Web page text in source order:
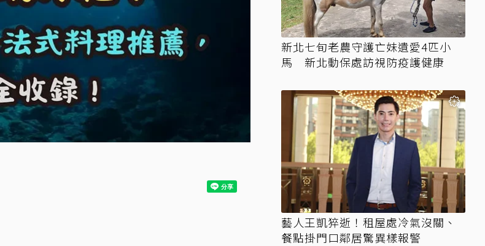
新北七旬老農守護亡妹遺愛4匹小
馬 新北動保處訪視防疫護健康
藝人王凱猝逝！租屋處冷氣沒關、
餐點掛門口鄰居驚異樣報警